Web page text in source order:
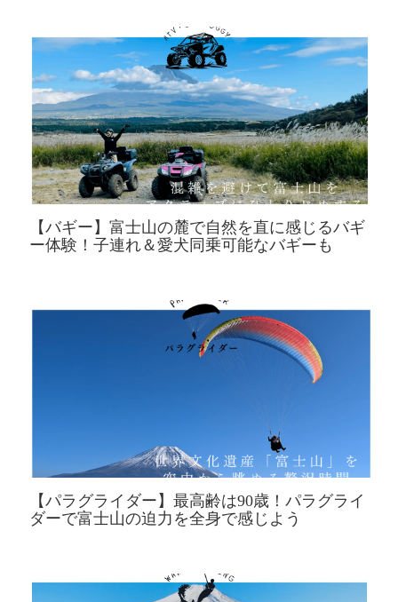
【バギー】富士山の麓で自然を直に感じるバギ
ー体験！子連れ＆愛犬同乗可能なバギーも
【パラグライダー】最高齢は90歳！パラグライ
ダーで富士山の迫力を全身で感じよう